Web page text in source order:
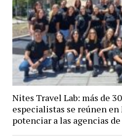
Nites Travel Lab: más de
especialistas se reúnen en
potenciar a las agencias